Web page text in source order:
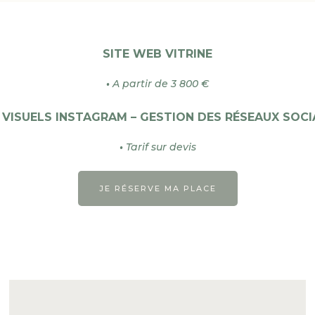
SITE WEB VITRINE
•A partir de 3 800 €
INSTAGRAM – GESTION DES RÉSEAUX
•Tarif sur devis
JE RÉSERVE MA PLACE